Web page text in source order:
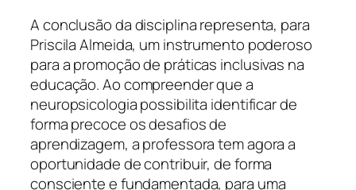
A conclusão da disciplina representa, para
Priscila Almeida, um instrumento poderoso
para a promoção de práticas inclusivas na
educação. Ao compreender que a
neuropsicologia possibilita identificar de
forma precoce os desafios de
aprendizagem, a professora tem agora a
oportunidade de contribuir, de forma
consciente e fundamentada, para uma